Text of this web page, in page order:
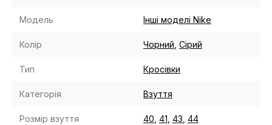
Модель Інші моделі Nike
Колір Чорний Сірий
Тип Кросівки
Категорія Взуття
Розмір взуття 40 41 43 44